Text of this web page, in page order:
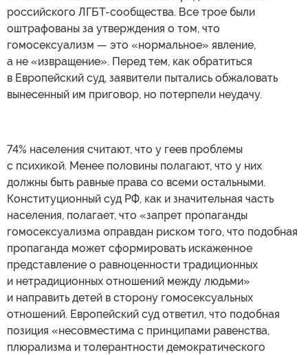
российского ЛГБТ-сообщества. Все трое были
оштрафованы за утверждения о том, что
гомосексуализм — это «нормальное» явление,
а не «извращение». Перед тем, как обратиться
в Европейский суд, заявители пытались обжаловать
вынесенный им приговор, но потерпели неудачу.
74% населения считают, что у геев проблемы
с психикой. Менее половины полагают, что у них
должны быть равные права со всеми остальными.
Конституционный суд РФ, как и значительная часть
населения, полагает, что «запрет пропаганды
гомосексуализма оправдан риском того, что подобная
пропаганда может сформировать искаженное
представление о равноценности традиционных
и нетрадиционных отношений между людьми»
и направить детей в сторону гомосексуальных
отношений. Европейский суд ответил, что подобная
позиция «несовместима с принципами равенства,
плюрализма и толерантности демократического